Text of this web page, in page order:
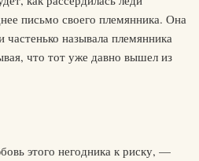
письмо своего племянника. Она
называла племянника
что тот уже давно вышел из
этого негодника к риску, —